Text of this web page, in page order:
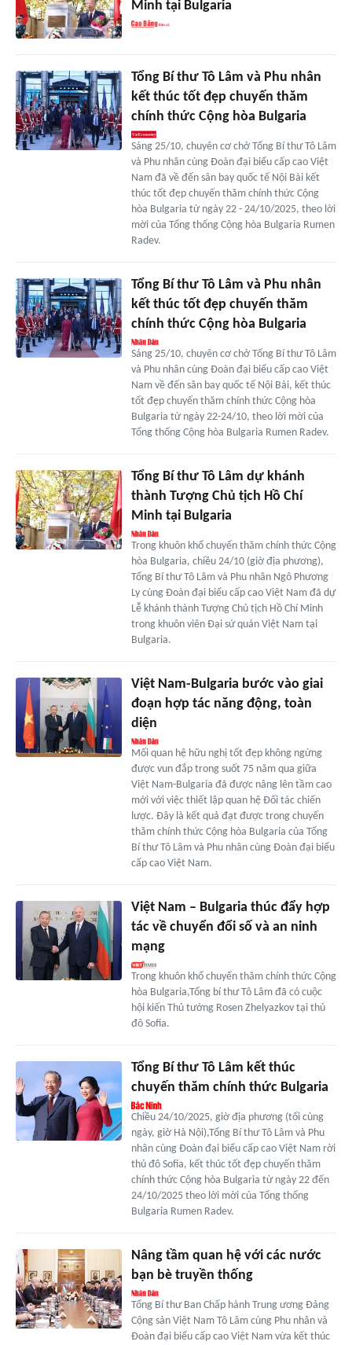
Minh tại Bulgaria
Tổng Bí thư Tô Lâm và Phu nhân
kết thúc tốt đẹp chuyến thăm
chính thức Cộng hòa Bulgaria
Sáng 25/10, chuyên cơ chở Tổng Bí thư Tô Lâm
và Phu nhân cùng Đoàn đại biểu cấp cao Việt
Nam đã về đến sân bay quốc tế Nội Bài kết
thúc tốt đẹp chuyến thăm chính thức Cộng
hòa Bulgaria từ ngày 22 - 24/10/2025, theo lời
mời của Tổng thống Cộng hòa Bulgaria Rumen
Radev.
Tổng Bí thư Tô Lâm và Phu nhân
kết thúc tốt đẹp chuyến thăm
chính thức Cộng hòa Bulgaria
Sáng 25/10, chuyên cơ chở Tổng Bí thư Tô Lâm
và Phu nhân cùng Đoàn đại biểu cấp cao Việt
Nam về đến sân bay quốc tế Nội Bài, kết thúc
tốt đẹp chuyến thăm chính thức Cộng hòa
Bulgaria từ ngày 22-24/10, theo lời mời của
Tổng thống Cộng hòa Bulgaria Rumen Radev.
Tổng Bí thư Tô Lâm dự khánh
thành Tượng Chủ tịch Hồ Chí
Minh tại Bulgaria
Trong khuôn khổ chuyến thăm chính thức Cộng
hòa Bulgaria, chiều 24/10 (giờ địa phương),
Tổng Bí thư Tô Lâm và Phu nhân Ngô Phương
Ly cùng Đoàn đại biểu cấp cao Việt Nam đã dự
Lễ khánh thành Tượng Chủ tịch Hồ Chí Minh
trong khuôn viên Đại sứ quán Việt Nam tại
Bulgaria.
Việt Nam-Bulgaria bước vào giai
đoạn hợp tác năng động, toàn
diện
Mối quan hệ hữu nghị tốt đẹp không ngừng
được vun đắp trong suốt 75 năm qua giữa
Việt Nam-Bulgaria đã được nâng lên tầm cao
mới với việc thiết lập quan hệ Đối tác chiến
lược. Đây là kết quả đạt được trong chuyến
thăm chính thức Cộng hòa Bulgaria của Tổng
Bí thư Tô Lâm và Phu nhân cùng Đoàn đại biểu
cấp cao Việt Nam.
Việt Nam – Bulgaria thúc đẩy hợp
tác về chuyển đổi số và an ninh
mạng
Trong khuôn khổ chuyến thăm chính thức Cộng
hòa Bulgaria,Tổng bí thư Tô Lâm đã có cuộc
hội kiến Thủ tướng Rosen Zhelyazkov tại thủ
đô Sofia.
Tổng Bí thư Tô Lâm kết thúc
chuyến thăm chính thức Bulgaria
Chiều 24/10/2025, giờ địa phương (tối cùng
ngày, giờ Hà Nội),Tổng Bí thư Tô Lâm và Phu
nhân cùng Đoàn đại biểu cấp cao Việt Nam rời
thủ đô Sofia, kết thúc tốt đẹp chuyến thăm
chính thức Cộng hòa Bulgaria từ ngày 22 đến
24/10/2025 theo lời mời của Tổng thống
Bulgaria Rumen Radev.
Nâng tầm quan hệ với các nước
bạn bè truyền thống
Tổng Bí thư Ban Chấp hành Trung ương Đảng
Cộng sản Việt Nam Tô Lâm cùng Phu nhân và
Đoàn đại biểu cấp cao Việt Nam vừa kết thúc